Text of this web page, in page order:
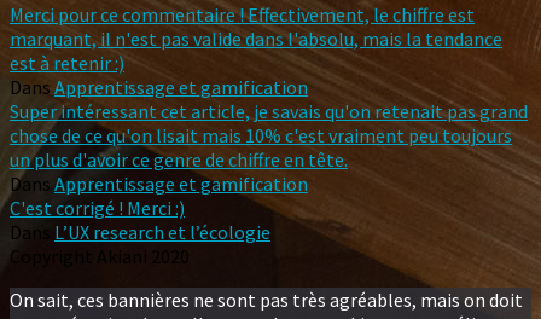
Merci pour ce commentaire ! Effectivement, le chiffre est
marquant, il n'est pas valide dans l'absolu, mais la tendance
est à retenir :)
Dans Apprentissage et gamification
Super intéressant cet article, je savais qu'on retenait pas grand
chose de ce qu'on lisait mais 10% c'est vraiment peu toujours
un plus d'avoir ce genre de chiffre en tête.
Dans Apprentissage et gamification
C'est corrigé ! Merci :)
Dans L’UX research et l’écologie
Copyright Akiani 2020
On sait, ces bannières ne sont pas très agréables, mais on doit